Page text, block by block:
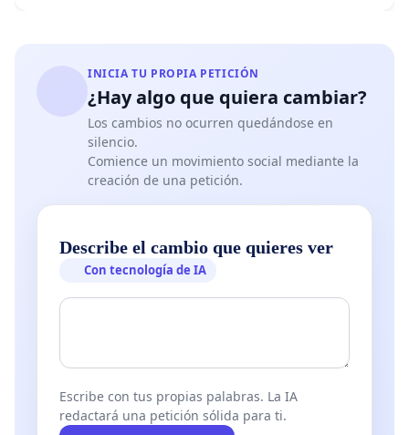
INICIA TU PROPIA PETICIÓN
¿Hay algo que quiera cambiar?
Los cambios no ocurren quedándose en
silencio.
Comience un movimiento social mediante la
creación de una petición.
Describe el cambio que quieres ver
Con tecnología de IA
Escribe con tus propias palabras. La IA
redactará una petición sólida para ti.